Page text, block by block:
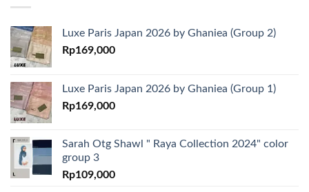
Luxe Paris Japan 2026 by Ghaniea (Group 2)
Rp169,000
Luxe Paris Japan 2026 by Ghaniea (Group 1)
Rp169,000
Sarah Otg Shawl " Raya Collection 2024" color
group 3
Rp109,000